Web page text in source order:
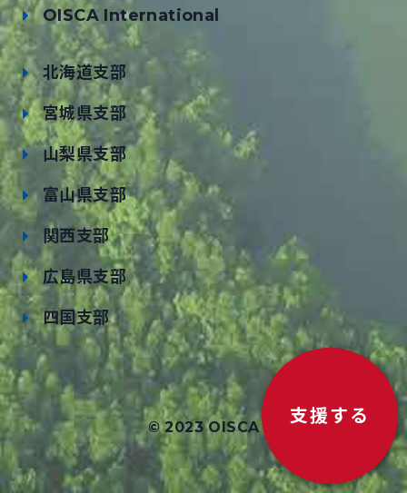
支援する
OISCA International
北海道支部
宮城県支部
山梨県支部
富山県支部
関西支部
広島県支部
四国支部
© 2023 OISCA